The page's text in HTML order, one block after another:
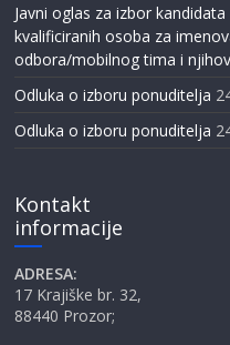
Javni oglas za izbor
kvalificiranih osoba za
odbora/mobilnog tima i
Odluka o izboru ponuditelja
Odluka o izboru ponuditelja
Kontakt
informacije
ADRESA:
17 Krajiške br. 32,
88440 Prozor;